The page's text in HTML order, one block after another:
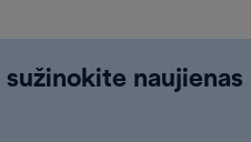
naujienas